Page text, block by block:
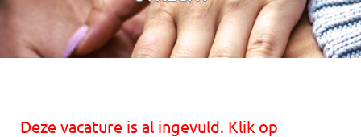
Deze vacature is al ingevuld. Klik op